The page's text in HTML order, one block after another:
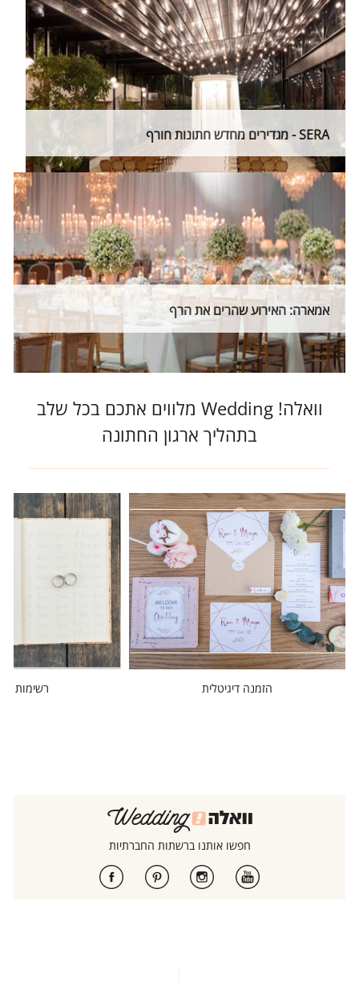
SERA - מגדירים מחדש חתונות חורף
אמארה: האירוע שהרים את הרף
וואלה! Wedding מלווים אתכם בכל שלב
בתהליך ארגון החתונה
הזמנה דיגיטלית רשימות
חפשו אותנו ברשתות החברתיות